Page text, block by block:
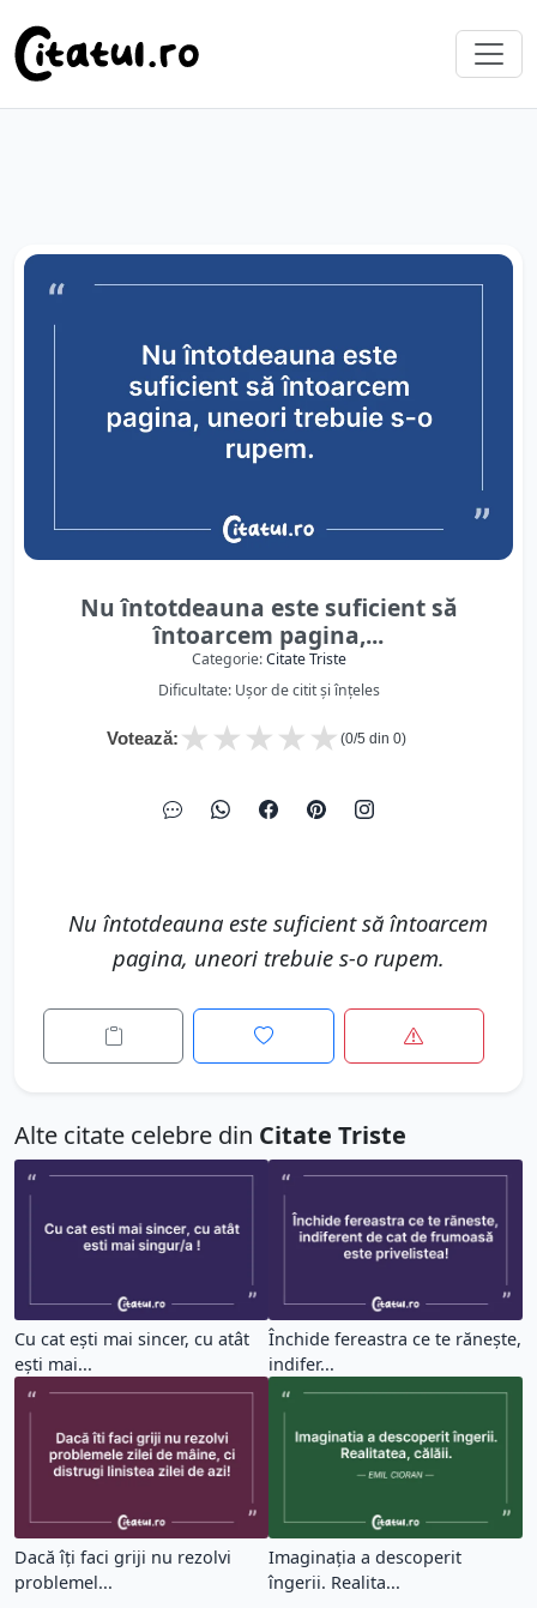
Nu întotdeauna este suficient să
întoarcem pagina,...
Categorie:Citate Triste
Dificultate: Ușor de citit și înțeles
Votează: ★
★
★
★
★ (0/5 din 0)
Nu întotdeauna este suficient să întoarcem
pagina, uneori trebuie s-o rupem.
Alte citate celebre din Citate Triste
Cu cat ești mai sincer, cu atât
ești mai...
Închide fereastra ce te rănește,
indifer...
Dacă îți faci griji nu rezolvi
problemel...
Imaginația a descoperit
îngerii. Realita...